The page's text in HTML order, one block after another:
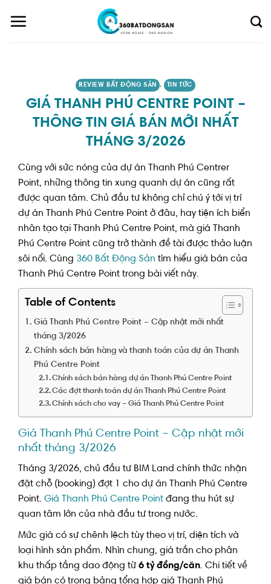
REVIEW BẤT ĐỘNG SẢN , TIN TỨC
GIÁ THANH PHÚ CENTRE POINT –
THÔNG TIN GIÁ BÁN MỚI NHẤT
THÁNG 3/2026
Cùng với sức nóng của dự án Thanh Phú Centrer
Point, những thông tin xung quanh dự án cũng rất
được quan tâm. Chủ đầu tư không chỉ chú ý tới vị trí
dự án Thanh Phú Centre Point ở đâu, hay tiện ích biển
nhân tạo tại Thanh Phú Centre Point, mà giá Thanh
Phú Centre Point cũng trở thành đề tài được thảo luận
sôi nổi. Cùng 360 Bất Động Sản tìm hiểu giá bán của
Thanh Phú Centre Point trong bài viết này.
Table of Contents
Giá Thanh Phú Centre Point – Cập nhật mới nhất
tháng 3/2026
Chính sách bán hàng và thanh toán của dự án Thanh
Phú Centre Point
Chính sách bán hàng dự án Thanh Phú Centre Point
Các đợt thanh toán dự án Thanh Phú Centre Point
Chính sách cho vay – Giá Thanh Phú Centre Point
Giá Thanh Phú Centre Point – Cập nhật mới
nhất tháng 3/2026
Tháng 3/2026, chủ đầu tư BIM Land chính thức nhận
đặt chỗ (booking) đợt 1 cho dự án Thanh Phú Centre
Point. Giá Thanh Phú Centre Point đang thu hút sự
quan tâm lớn của nhà đầu tư trong nước.
Mức giá có sự chênh lệch tùy theo vị trí, diện tích và
loại hình sản phẩm. Nhìn chung, giá trần cho phân
khu thấp tầng dao động từ 6 tỷ đồng/căn. Chi tiết về
giá bán có trong bảng tổng hợp giá Thanh Phú